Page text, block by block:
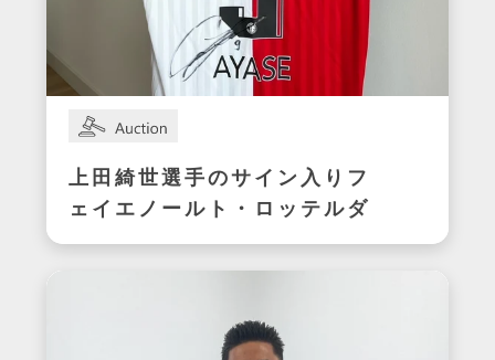
上田綺世選手のサイン入りフ
ェイエノールト・ロッテルダ
ムユニフォーム